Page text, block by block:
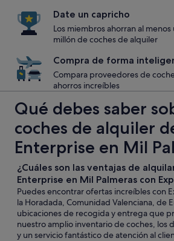
Date un capricho
Los miembros ahorran al menos
millón de coches de alquiler
Compra de forma
Compara proveedores de
ahorros increíbles
Qué debes saber
coches de alquiler
Enterprise en Mil
¿Cuáles son las ventajas de
Enterprise en Mil Palmeras con
Puedes encontrar ofertas increíbles con
la Horadada, Comunidad Valenciana, de
ubicaciones de recogida y entrega que
nuestro amplio inventario de coches, los
y un servicio fantástico de atención al